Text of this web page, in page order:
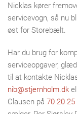
Nicklas kører
servicevogn, så nu
øst for Storebælt.
Har du brug for
serviceopgaver,
til at kontakte
nib@stjernholm.dk
Clausen på 70 20 25